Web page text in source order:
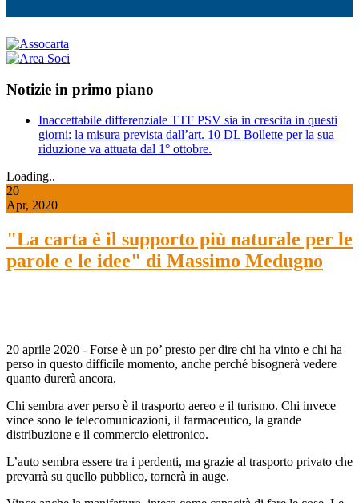
Notizie in primo piano
Inaccettabile differenziale TTF PSV sia in crescita in questi
giorni: la misura prevista dall’art. 10 DL Bollette per la sua
riduzione va attuata dal 1° ottobre.
Loading..
20
Apr, 2020
"La carta è il supporto più naturale per le
parole e le idee" di Massimo Medugno
20 aprile 2020 - Forse è un po’ presto per dire chi ha vinto e chi ha
perso in questo difficile momento, anche perché bisognerà vedere
quanto durerà ancora.
Chi sembra aver perso è il trasporto aereo e il turismo. Chi invece
vince sono le telecomunicazioni, il farmaceutico, la grande
distribuzione e il commercio elettronico.
L’auto sembra essere tra i perdenti, ma grazie al trasporto privato che
prevarrà su quello pubblico, tornerà in auge.